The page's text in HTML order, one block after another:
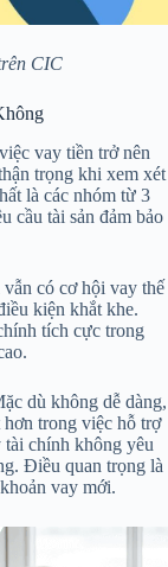
CIC
vay tiền trở nên
trọng khi xem xét
là các nhóm từ 3
cầu tài sản đảm bảo
có cơ hội vay thế
kiện khắt khe.
tích cực trong
dù không dễ dàng,
trong việc hỗ trợ
tài chính không yêu
Điều quan trọng là
vay mới.